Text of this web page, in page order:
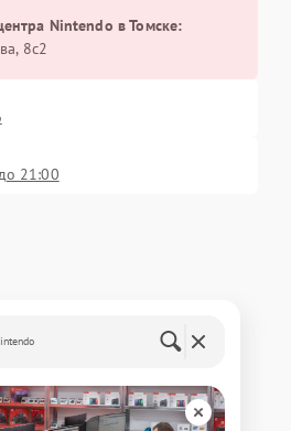
Nintendo в Томске:
8с2
21:00